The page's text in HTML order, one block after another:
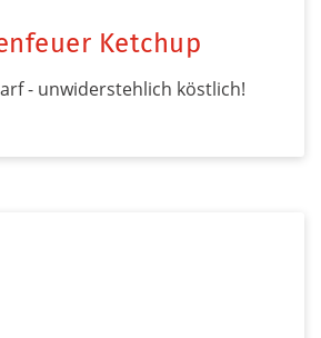
Ketchup
- unwiderstehlich köstlich!